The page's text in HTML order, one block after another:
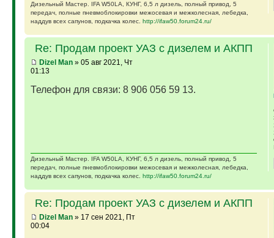
Дизельный Мастер. IFA W50LA, КУНГ, 6,5 л дизель, полный привод, 5
передач, полные пневмоблокировки межосевая и межколесная, лебедка,
наддув всех сапунов, подкачка колес. http://ifaw50.forum24.ru/
Re: Продам проект УАЗ с дизелем и АКПП
Dizel Man» 05 авг 2021, Чт
01:13
Телефон для связи: 8 906 056 59 13.
Дизельный Мастер. IFA W50LA, КУНГ, 6,5 л дизель, полный привод, 5
передач, полные пневмоблокировки межосевая и межколесная, лебедка,
наддув всех сапунов, подкачка колес. http://ifaw50.forum24.ru/
Re: Продам проект УАЗ с дизелем и АКПП
Dizel Man» 17 сен 2021, Пт
00:04